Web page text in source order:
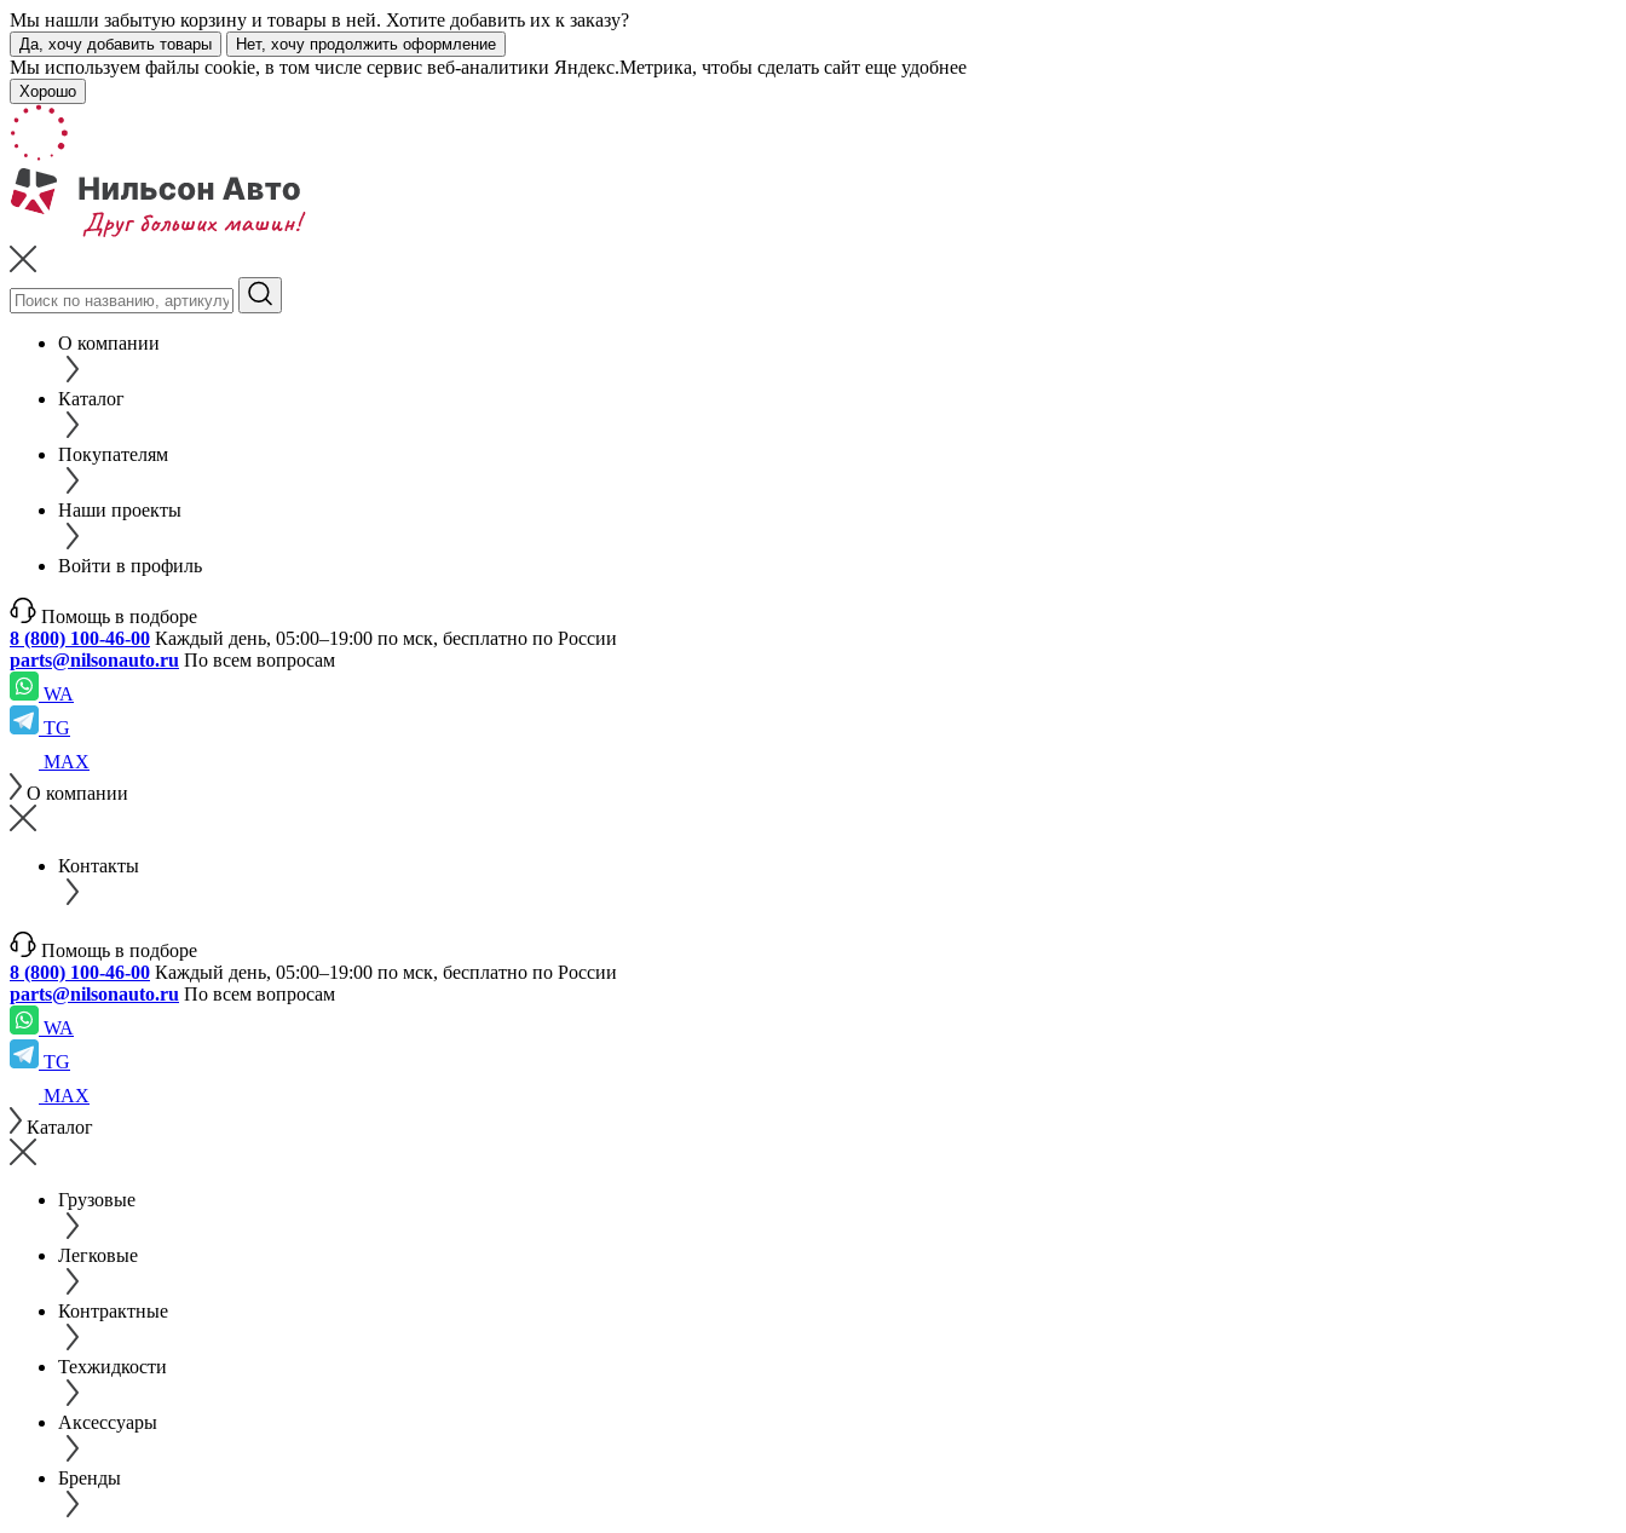
Мы нашли забытую корзину и товары в ней. Хотите добавить их к заказу?
Да, хочу добавить товары Нет, хочу продолжить оформление
Мы используем файлы cookie, в том числе сервис веб-аналитики Яндекс.Метрика, чтобы сделать сайт еще удобнее
Хорошо
О компании
Каталог
Покупателям
Наши проекты
Войти в профиль
Помощь в подборе
8 (800) 100-46-00 Каждый день, 05:00–19:00 по мск, бесплатно по России
parts@nilsonauto.ru По всем вопросам
WA
TG
MAX
О компании
Контакты
Помощь в подборе
8 (800) 100-46-00 Каждый день, 05:00–19:00 по мск, бесплатно по России
parts@nilsonauto.ru По всем вопросам
WA
TG
MAX
Каталог
Грузовые
Легковые
Контрактные
Техжидкости
Аксессуары
Бренды